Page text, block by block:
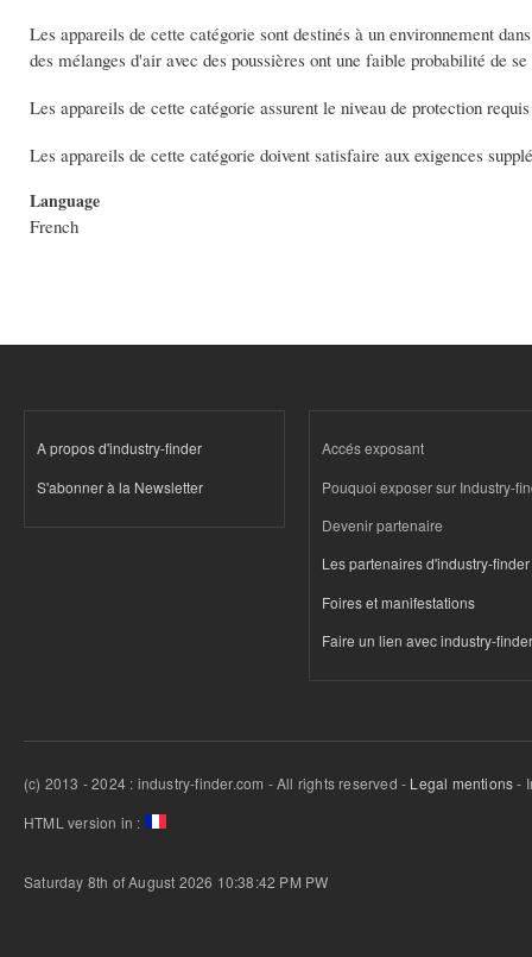
Les appareils de cette catégorie sont destinés à un environnement
des mélanges d'air avec des poussières ont une faible probabilité de
Les appareils de cette catégorie assurent le niveau de protection
Les appareils de cette catégorie doivent satisfaire aux exigences
Language
French
A propos d'industry-finder
S'abonner à la Newsletter
Accés exposant
Pouquoi exposer sur Industry-
Devenir partenaire
Les partenaires d'industry-finder
Foires et manifestations
Faire un lien avec industry-finder
(c) 2013 - 2024 : industry-finder.com - All rights reserved - Legal mentions-
HTML version in :
Saturday 8th of August 2026 10:38:42 PM PW